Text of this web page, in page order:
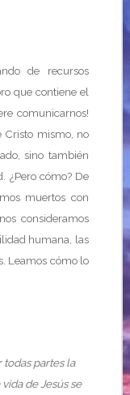
de recursos
que contiene el
comunicarnos!
Cristo mismo, no
sino también
¿Pero cómo? De
muertos con
consideramos
humana, las
Leamos cómo lo
partes la
de Jesús se